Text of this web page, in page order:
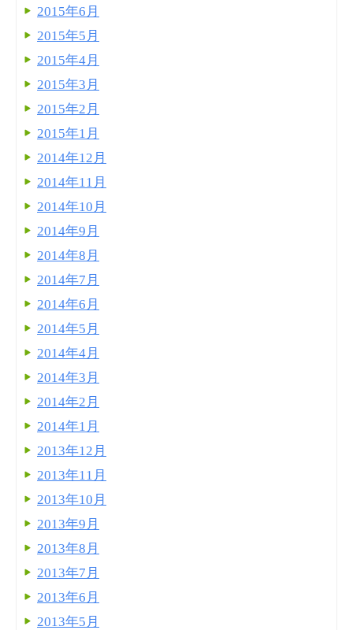
2015年6月
2015年5月
2015年4月
2015年3月
2015年2月
2015年1月
2014年12月
2014年11月
2014年10月
2014年9月
2014年8月
2014年7月
2014年6月
2014年5月
2014年4月
2014年3月
2014年2月
2014年1月
2013年12月
2013年11月
2013年10月
2013年9月
2013年8月
2013年7月
2013年6月
2013年5月